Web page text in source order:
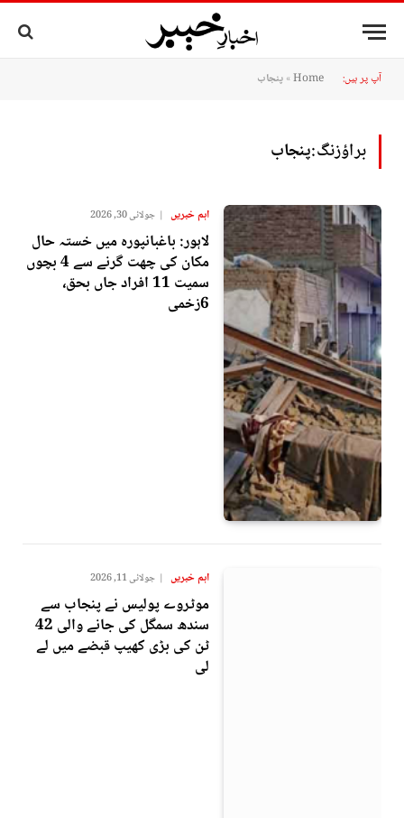
آپ پر ہیں: Home
»پنجاب
براؤزنگ:پنجاب
اہم خبریں جولائی 30, 2026
لاہور: باغبانپورہ میں خستہ حال
مکان کی چھت گرنے سے 4 بچوں
سمیت 11 افراد جاں بحق،
6زخمی
اہم خبریں جولائی 11, 2026
موٹروے پولیس نے پنجاب سے
سندھ سمگل کی جانے والی 42
ٹن کی بڑی کھیپ قبضے میں لے
لی